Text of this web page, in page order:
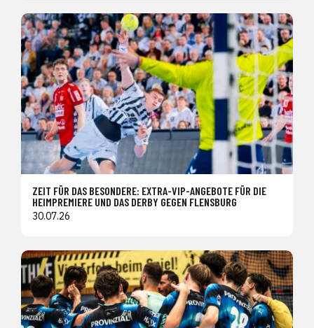
ZEIT FÜR DAS BESONDERE: EXTRA-VIP-ANGEBOTE FÜR DIE
HEIMPREMIERE UND DAS DERBY GEGEN FLENSBURG
30.07.26